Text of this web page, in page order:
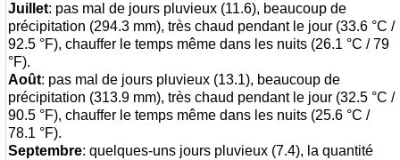
Juillet: pas mal de jours pluvieux (11.6), beaucoup de
précipitation (294.3 mm), très chaud pendant le jour (33.6 °C /
92.5 °F), chauffer le temps même dans les nuits (26.1 °C / 79
°F).
Août: pas mal de jours pluvieux (13.1), beaucoup de
précipitation (313.9 mm), très chaud pendant le jour (32.5 °C /
90.5 °F), chauffer le temps même dans les nuits (25.6 °C /
78.1 °F).
Septembre: quelques-uns jours pluvieux (7.4), la quantité